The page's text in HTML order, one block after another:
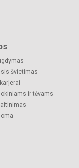
švietimas
ir tėvams